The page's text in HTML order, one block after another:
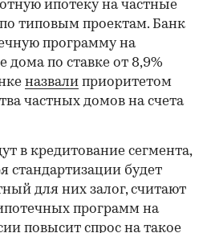
ипотеку на частные
типовым проектам. Банк
программу на
дома по ставке от 8,9%
назвали приоритетом
частных домов на счета
в кредитование сегмента,
стандартизации будет
для них залог, считают
программ на
повысит спрос на такое